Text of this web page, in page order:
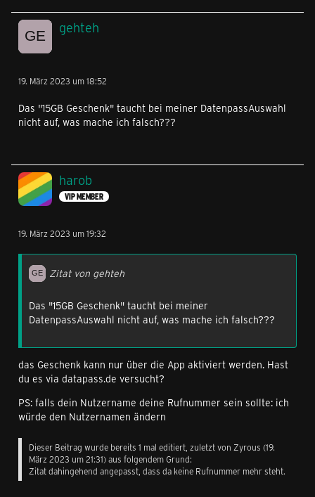
gehteh
19. März 2023 um 18:52
Das "15GB Geschenk" taucht bei meiner DatenpassAuswahl
nicht auf, was mache ich falsch???
harob
VIP MEMBER
19. März 2023 um 19:32
Zitat von gehteh
Das "15GB Geschenk" taucht bei meiner
DatenpassAuswahl nicht auf, was mache ich falsch???
das Geschenk kann nur über die App aktiviert werden. Hast
du es via datapass.de versucht?
PS: falls dein Nutzername deine Rufnummer sein sollte: ich
würde den Nutzernamen ändern
Dieser Beitrag wurde bereits 1 mal editiert, zuletzt von Zyrous (19.
März 2023 um 21:31) aus folgendem Grund:
Zitat dahingehend angepasst, dass da keine Rufnummer mehr steht.